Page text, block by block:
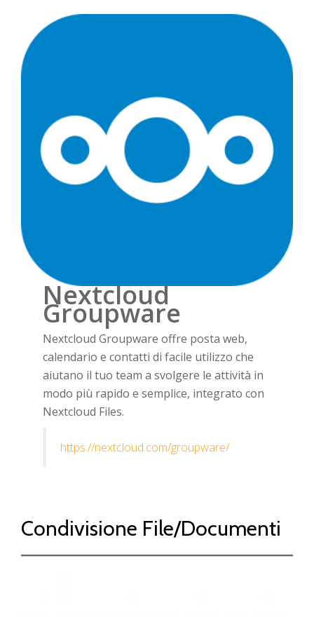
Nextcloud
Groupware
Nextcloud Groupware offre posta web,
calendario e contatti di facile utilizzo che
aiutano il tuo team a svolgere le attività in
modo più rapido e semplice, integrato con
Nextcloud Files.
https://nextcloud.com/groupware/
Condivisione File/Documenti